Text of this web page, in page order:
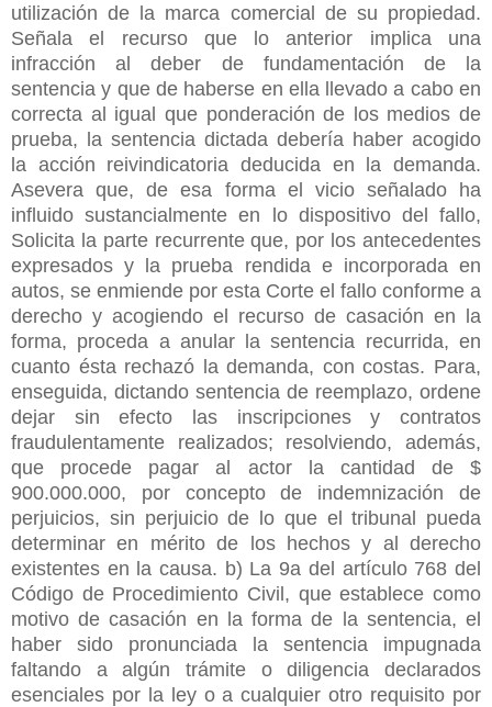
utilización de la marca comercial de su propiedad.
Señala el recurso que lo anterior implica una
infracción al deber de fundamentación de la
sentencia y que de haberse en ella llevado a cabo en
correcta al igual que ponderación de los medios de
prueba, la sentencia dictada debería haber acogido
la acción reivindicatoria deducida en la demanda.
Asevera que, de esa forma el vicio señalado ha
influido sustancialmente en lo dispositivo del fallo,
Solicita la parte recurrente que, por los antecedentes
expresados y la prueba rendida e incorporada en
autos, se enmiende por esta Corte el fallo conforme a
derecho y acogiendo el recurso de casación en la
forma, proceda a anular la sentencia recurrida, en
cuanto ésta rechazó la demanda, con costas. Para,
enseguida, dictando sentencia de reemplazo, ordene
dejar sin efecto las inscripciones y contratos
fraudulentamente realizados; resolviendo, además,
que procede pagar al actor la cantidad de $
900.000.000, por concepto de indemnización de
perjuicios, sin perjuicio de lo que el tribunal pueda
determinar en mérito de los hechos y al derecho
existentes en la causa. b) La 9a del artículo 768 del
Código de Procedimiento Civil, que establece como
motivo de casación en la forma de la sentencia, el
haber sido pronunciada la sentencia impugnada
faltando a algún trámite o diligencia declarados
esenciales por la ley o a cualquier otro requisito por